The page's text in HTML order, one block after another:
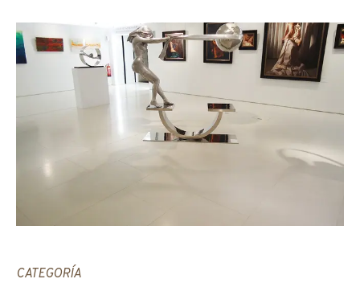
CATEGORÍA